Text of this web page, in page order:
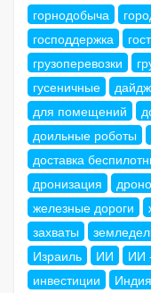
горнодобыча
господдержка
грузоперевозки
гусеничные
для помещений
доильные роботы
доставка
дронизация
железные дороги
захваты
Израиль
ИИ ИИ
инвестиции
Индия